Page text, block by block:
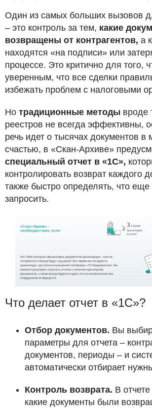
Один из самых больших вызовов
– это контроль за тем, какие
возвращены от контрагентов, а
находятся «на подписи» или
процессе. Это критично для того,
уверенным, что все сделки
избежать проблем с налоговыми
Но традиционные методы вроде
реестров не всегда эффективны,
речь идет о тысячах документов в
счастью, в «Скан-Архиве»
специальный отчет в «1С»,
контролировать возврат каждого
также быстро определять, что
запросить.
Что делает отчет в «1С»?
Отбор документов. Вы
параметры для отчета –
документов, периоды – и
автоматически отбирает
Контроль возврата. В
какие документы были